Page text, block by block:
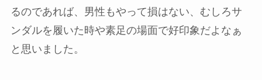
るのであれば、男性もやって損はない、むしろサ
ンダルを履いた時や素足の場面で好印象だよなぁ
と思いました。